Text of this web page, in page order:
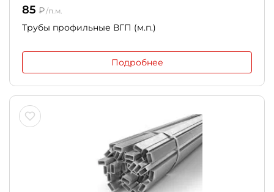
85 ₽/п.м.
Трубы профильные ВГП (м.п.)
Подробнее